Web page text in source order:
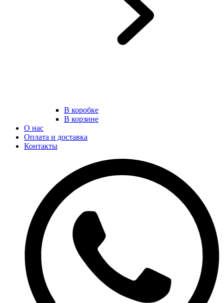
В коробке
В корзине
О нас
Оплата и доставка
Контакты